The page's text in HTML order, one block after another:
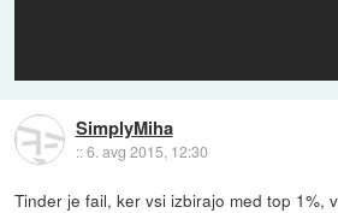
SimplyMiha
::6. avg 2015, 12:30
Tinder je fail, ker vsi izbirajo med top 1%,